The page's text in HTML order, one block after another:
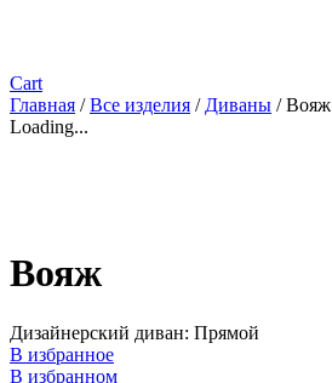
Cart
Главная /Все изделия / Диваны / Вояж
Loading...
Вояж
Дизайнерский диван: Прямой
В избранное
В избранном